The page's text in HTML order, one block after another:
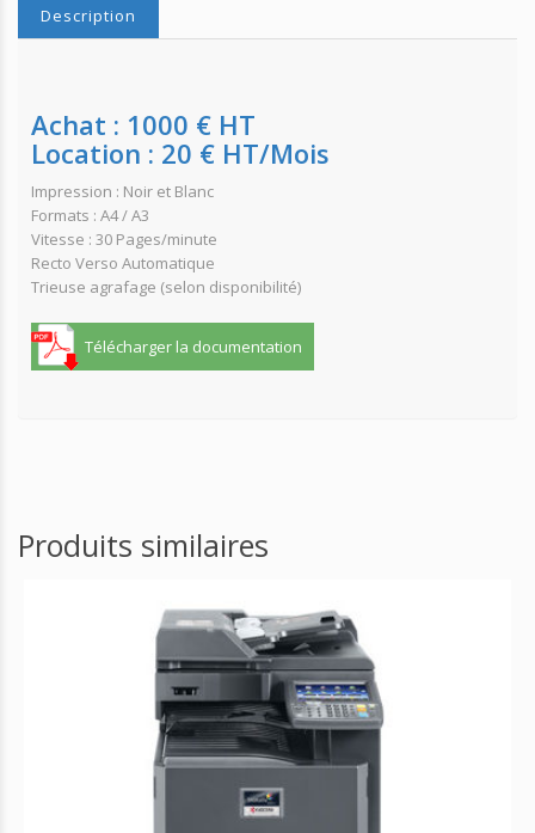
Description
Achat : 1000 € HT
Location : 20 € HT/Mois
Impression : Noir et Blanc
Formats : A4 / A3
Vitesse : 30 Pages/minute
Recto Verso Automatique
Trieuse agrafage (selon disponibilité)
Télécharger la documentation
Produits similaires